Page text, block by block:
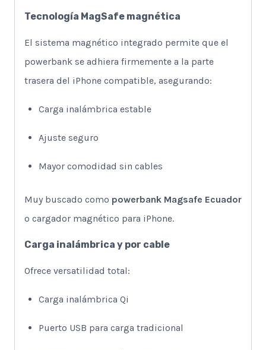
Tecnología MagSafe magnética
El sistema magnético integrado permite que el
powerbank se adhiera firmemente a la parte
trasera del iPhone compatible, asegurando:
Carga inalámbrica estable
Ajuste seguro
Mayor comodidad sin cables
Muy buscado como powerbank Magsafe Ecuador
o cargador magnético para iPhone.
Carga inalámbrica y por cable
Ofrece versatilidad total:
Carga inalámbrica Qi
Puerto USB para carga tradicional